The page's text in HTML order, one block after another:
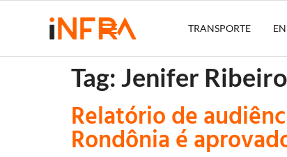
TRANSPORTE
Tag: Jenifer Ribeiro
Relatório de
Rondônia é